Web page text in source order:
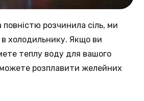
повністю розчинила сіль, ми
холодильнику. Якщо ви
теплу воду для вашого
розплавити желейних